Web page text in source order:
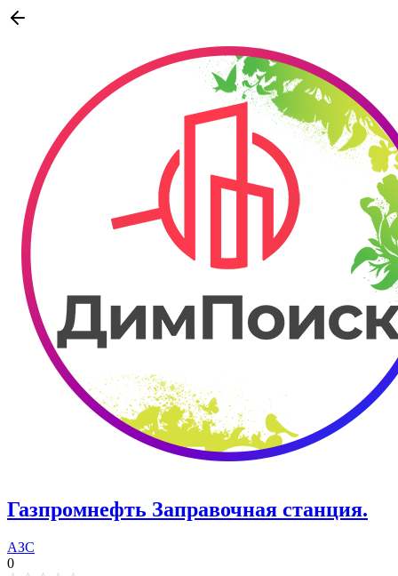
Газпромнефть ​Заправочная станция.
АЗС
0